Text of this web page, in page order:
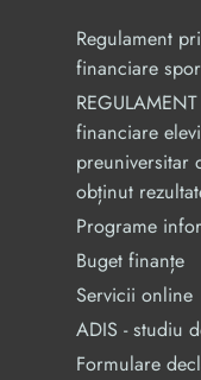
Regulament
financiare
financiare
preuniversitar
obținut
Programe
Buget finanțe
Servicii online
ADIS - studiu
Formulare